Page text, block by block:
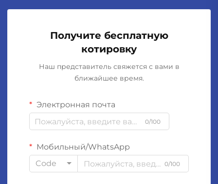
Получите бесплатную
котировку
Наш представитель свяжется с вами в
ближайшее время.
Электронная почта
0/100
Мобильный/WhatsApp
Code
0/100